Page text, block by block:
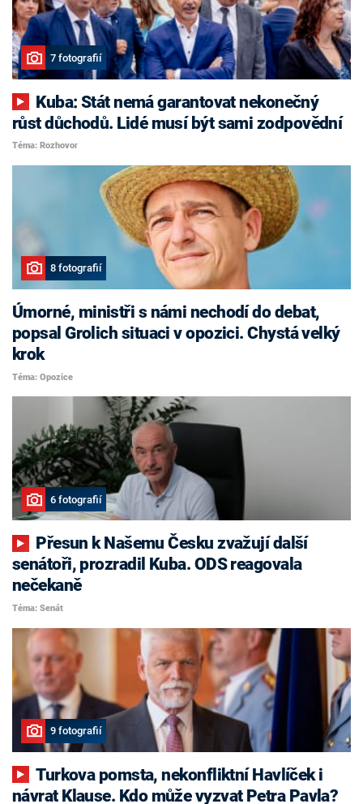
7 fotografií
růst důchodů. Lidé musí být sami zodpovědní
Téma: Rozhovor
8 fotografií
Úmorné, ministři s námi nechodí do debat,
popsal Grolich situaci v opozici. Chystá velký
krok
Téma: Opozice
6 fotografií
senátoři, prozradil Kuba. ODS reagovala
nečekaně
Téma: Senát
9 fotografií
Turkova pomsta, nekonfliktní Havlíček i
návrat Klause. Kdo může vyzvat Petra Pavla?